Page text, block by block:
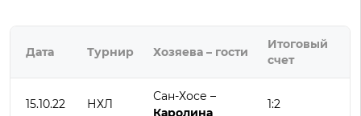
Дата Турнир Хозяева – гости
Итоговый
счет
15.10.22 НХЛ
Сан-Хосе –
Каролина
1:2